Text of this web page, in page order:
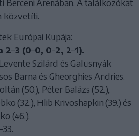
Berceni Arenában. A találkozókat
közvetíti.
Európai Kupája:
(0–0, 0–2, 2–1).
Szilárd és Galusnyák
Barna és Gheorghies Andries.
(50.), Péter Balázs (52.),
(32.), Hlib Krivoshapkin (39.) és
(46.).